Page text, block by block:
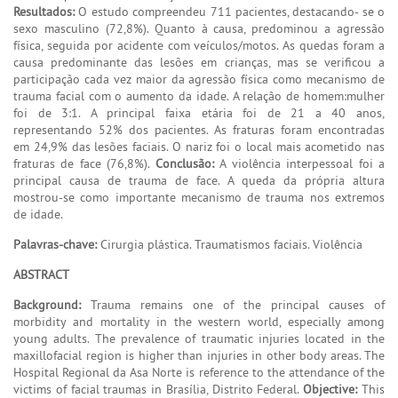
Resultados:O estudo compreendeu 711 pacientes, destacando- se o
sexo masculino (72,8%). Quanto à causa, predominou a agressão
física, seguida por acidente com veículos/motos. As quedas foram a
causa predominante das lesões em crianças, mas se verificou a
participação cada vez maior da agressão física como mecanismo de
trauma facial com o aumento da idade. A relação de homem:mulher
foi de 3:1. A principal faixa etária foi de 21 a 40 anos,
representando 52% dos pacientes. As fraturas foram encontradas
em 24,9% das lesões faciais. O nariz foi o local mais acometido nas
fraturas de face (76,8%). Conclusão:A violência interpessoal foi a
principal causa de trauma de face. A queda da própria altura
mostrou-se como importante mecanismo de trauma nos extremos
de idade.
Palavras-chave:Cirurgia plástica. Traumatismos faciais. Violência
ABSTRACT
Background:Trauma remains one of the principal causes of
morbidity and mortality in the western world, especially among
young adults. The prevalence of traumatic injuries located in the
maxillofacial region is higher than injuries in other body areas. The
Hospital Regional da Asa Norte is reference to the attendance of the
victims of facial traumas in Brasília, Distrito Federal.Objective:This